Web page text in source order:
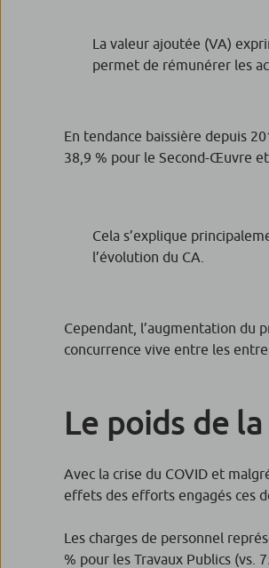
La valeur ajoutée (VA)
permet de rémunérer les
En tendance baissière depuis
38,9 % pour le Second-Œuvre
Cela s’explique
l’évolution du CA.
Cependant, l’augmentation du
concurrence vive entre les
Le poids de
Avec la crise du COVID et
effets des efforts engagés ces
Les charges de personnel
% pour les Travaux Publics (vs.